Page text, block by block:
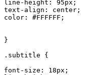
line-height: 95px;
text-align: center;
color: #FFFFFF;
}
.subtitle {
font-size: 18px;